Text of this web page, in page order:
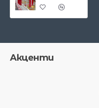
Акценти